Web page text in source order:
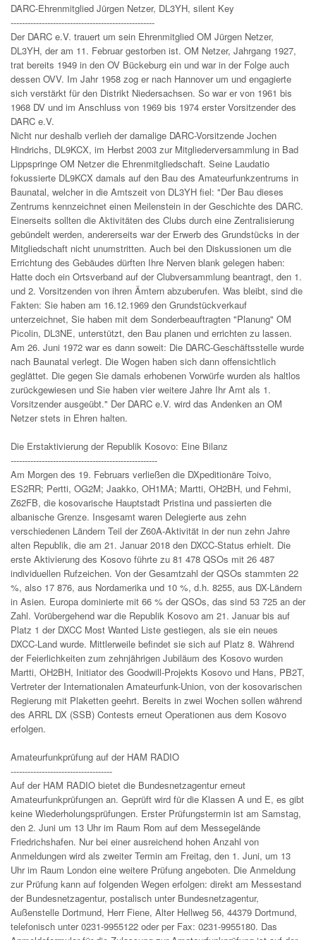
DARC-Ehrenmitglied Jürgen Netzer, DL3YH, silent Key
---------------------------------------------------
Der DARC e.V. trauert um sein Ehrenmitglied OM Jürgen Netzer,
DL3YH, der am 11. Februar gestorben ist. OM Netzer, Jahrgang 1927,
trat bereits 1949 in den OV Bückeburg ein und war in der Folge auch
dessen OVV. Im Jahr 1958 zog er nach Hannover um und engagierte
sich verstärkt für den Distrikt Niedersachsen. So war er von 1961 bis
1968 DV und im Anschluss von 1969 bis 1974 erster Vorsitzender des
DARC e.V.
Nicht nur deshalb verlieh der damalige DARC-Vorsitzende Jochen
Hindrichs, DL9KCX, im Herbst 2003 zur Mitgliederversammlung in Bad
Lippspringe OM Netzer die Ehrenmitgliedschaft. Seine Laudatio
fokussierte DL9KCX damals auf den Bau des Amateurfunkzentrums in
Baunatal, welcher in die Amtszeit von DL3YH fiel: "Der Bau dieses
Zentrums kennzeichnet einen Meilenstein in der Geschichte des DARC.
Einerseits sollten die Aktivitäten des Clubs durch eine Zentralisierung
gebündelt werden, andererseits war der Erwerb des Grundstücks in der
Mitgliedschaft nicht unumstritten. Auch bei den Diskussionen um die
Errichtung des Gebäudes dürften Ihre Nerven blank gelegen haben:
Hatte doch ein Ortsverband auf der Clubversammlung beantragt, den 1.
und 2. Vorsitzenden von ihren Ämtern abzuberufen. Was bleibt, sind die
Fakten: Sie haben am 16.12.1969 den Grundstückverkauf
unterzeichnet, Sie haben mit dem Sonderbeauftragten "Planung" OM
Picolin, DL3NE, unterstützt, den Bau planen und errichten zu lassen.
Am 26. Juni 1972 war es dann soweit: Die DARC-Geschäftsstelle wurde
nach Baunatal verlegt. Die Wogen haben sich dann offensichtlich
geglättet. Die gegen Sie damals erhobenen Vorwürfe wurden als haltlos
zurückgewiesen und Sie haben vier weitere Jahre Ihr Amt als 1.
Vorsitzender ausgeübt." Der DARC e.V. wird das Andenken an OM
Netzer stets in Ehren halten.
Die Erstaktivierung der Republik Kosovo: Eine Bilanz
----------------------------------------------------
Am Morgen des 19. Februars verließen die DXpeditionäre Toivo,
ES2RR; Pertti, OG2M; Jaakko, OH1MA; Martti, OH2BH, und Fehmi,
Z62FB, die kosovarische Hauptstadt Pristina und passierten die
albanische Grenze. Insgesamt waren Delegierte aus zehn
verschiedenen Ländern Teil der Z60A-Aktivität in der nun zehn Jahre
alten Republik, die am 21. Januar 2018 den DXCC-Status erhielt. Die
erste Aktivierung des Kosovo führte zu 81 478 QSOs mit 26 487
individuellen Rufzeichen. Von der Gesamtzahl der QSOs stammten 22
%, also 17 876, aus Nordamerika und 10 %, d.h. 8255, aus DX-Ländern
in Asien. Europa dominierte mit 66 % der QSOs, das sind 53 725 an der
Zahl. Vorübergehend war die Republik Kosovo am 21. Januar bis auf
Platz 1 der DXCC Most Wanted Liste gestiegen, als sie ein neues
DXCC-Land wurde. Mittlerweile befindet sie sich auf Platz 8. Während
der Feierlichkeiten zum zehnjährigen Jubiläum des Kosovo wurden
Martti, OH2BH, Initiator des Goodwill-Projekts Kosovo und Hans, PB2T,
Vertreter der Internationalen Amateurfunk-Union, von der kosovarischen
Regierung mit Plaketten geehrt. Bereits in zwei Wochen sollen während
des ARRL DX (SSB) Contests erneut Operationen aus dem Kosovo
erfolgen.
Amateurfunkprüfung auf der HAM RADIO
------------------------------------
Auf der HAM RADIO bietet die Bundesnetzagentur erneut
Amateurfunkprüfungen an. Geprüft wird für die Klassen A und E, es gibt
keine Wiederholungsprüfungen. Erster Prüfungstermin ist am Samstag,
den 2. Juni um 13 Uhr im Raum Rom auf dem Messegelände
Friedrichshafen. Nur bei einer ausreichend hohen Anzahl von
Anmeldungen wird als zweiter Termin am Freitag, den 1. Juni, um 13
Uhr im Raum London eine weitere Prüfung angeboten. Die Anmeldung
zur Prüfung kann auf folgenden Wegen erfolgen: direkt am Messestand
der Bundesnetzagentur, postalisch unter Bundesnetzagentur,
Außenstelle Dortmund, Herr Fiene, Alter Hellweg 56, 44379 Dortmund,
telefonisch unter 0231-9955122 oder per Fax: 0231-9955180. Das